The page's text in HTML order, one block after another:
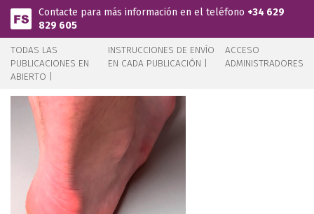
Pasar al contenido principal
Contacte para más información en el teléfono +34 629
829 605
TODAS LAS
PUBLICACIONES EN
ABIERTO |
INSTRUCCIONES DE ENVÍO
EN CADA PUBLICACIÓN |
ACCESO
ADMINISTRADORES